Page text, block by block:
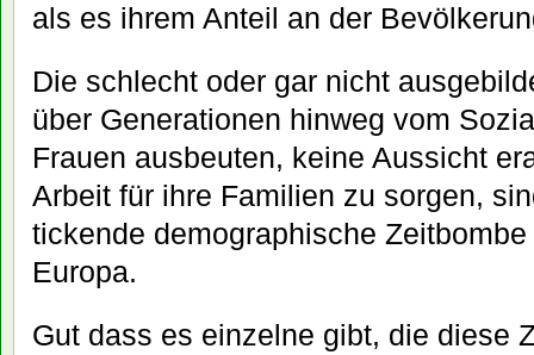
als es ihrem Anteil an der
Die schlecht oder gar nicht
über Generationen hinweg vom
Frauen ausbeuten, keine Aussicht
Arbeit für ihre Familien zu sorgen,
tickende demographische
Europa.
Gut dass es einzelne gibt, die diese